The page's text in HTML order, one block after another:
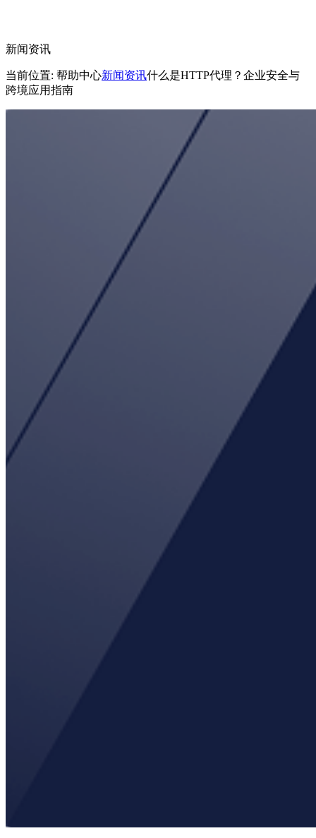
新闻资讯
当前位置: 帮助中心新闻资讯什么是HTTP代理？企业安全与
跨境应用指南